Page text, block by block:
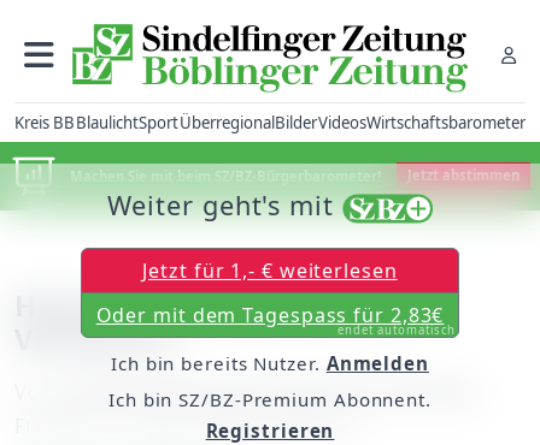
Kreis BBBlaulichtSportÜberregionalBilderVideosWirtschaftsbarometer
Machen Sie mit beim SZ/BZ-Bürgerbarometer! Jetzt abstimmen
Hammer vertraut seinen
Verlierern
unserem Mitarbeiter Albert M. Kraushaar
Freitag, 15. August 2008, 00:00 Uhr
Weiter geht's mit
Jetzt für 1,- € weiterlesen
Oder mit dem Tagespass für 2,83€
endet automatisch
Ich bin bereits Nutzer. Anmelden
Ich bin SZ/BZ-Premium Abonnent.
Registrieren